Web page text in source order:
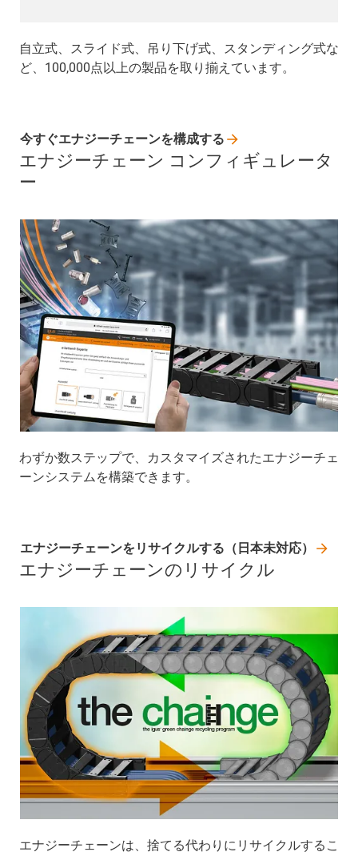
自立式、スライド式、吊り下げ式、スタンディング式な
ど、100,000点以上の製品を取り揃えています。
エナジーチェーン コンフィギュレータ
ー
わずか数ステップで、カスタマイズされたエナジーチェ
ーンシステムを構築できます。
今すぐエナジーチェーンを構成する
エナジーチェーンのリサイクル
エナジーチェーンは、捨てる代わりにリサイクルするこ
エナジーチェーンをリサイクルする（日本未対応）